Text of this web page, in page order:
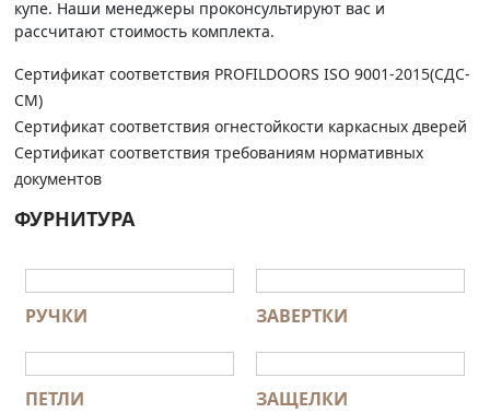
купе. Наши менеджеры проконсультируют вас и
рассчитают стоимость комплекта.
Сертификат соответствия PROFILDOORS ISO 9001-2015(СДС-
СМ)
Сертификат соответствия огнестойкости каркасных дверей
Сертификат соответствия требованиям нормативных
документов
ФУРНИТУРА
РУЧКИ ЗАВЕРТКИ
ПЕТЛИ ЗАЩЕЛКИ